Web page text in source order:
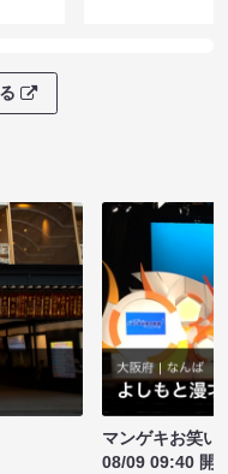
マンゲキお笑い
08/09 09:40 開